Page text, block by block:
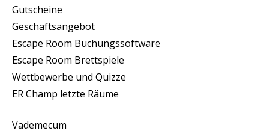
Gutscheine
Geschäftsangebot
Escape Room Buchungssoftware
Escape Room Brettspiele
Wettbewerbe und Quizze
ER Champ letzte Räume
Vademecum